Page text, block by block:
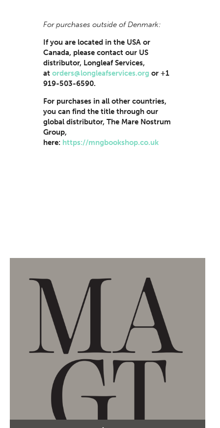
For purchases outside of Denmark:
If you are located in the USA or
Canada, please contact our US
distributor, Longleaf Services,
at orders@longleafservices.org or +1
919-503-6590.
For purchases in all other countries,
you can find the title through our
global distributor, The Mare Nostrum
Group,
here: https://mngbookshop.co.uk